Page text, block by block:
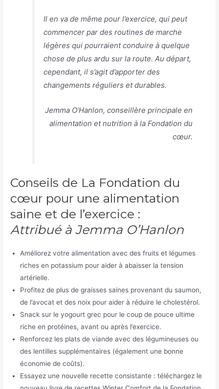
Il en va de même pour l’exercice, qui peut
commencer par des routines de marche
légères qui pourraient conduire à quelque
chose de plus ardu sur la route. Au départ,
cependant, il s’agit d’apporter des
changements réguliers et durables.
Jemma O’Hanlon, conseillère principale en
alimentation et nutrition à la Fondation du
cœur.
Conseils de La Fondation du
cœur pour une alimentation
saine et de l’exercice :
Attribué à Jemma O’Hanlon
Améliorez votre alimentation avec des fruits et légumes
riches en potassium pour aider à abaisser la tension
artérielle.
Profitez de plus de graisses saines provenant du saumon,
de l’avocat et des noix pour aider à réduire le cholestérol.
Snack sur le yogourt grec pour le coup de pouce ultime
riche en protéines, avant ou après l’exercice.
Renforcez les plats de viande avec des légumineuses ou
des lentilles supplémentaires (également une bonne
économie de coûts).
Essayez une nouvelle recette consistante : téléchargez le